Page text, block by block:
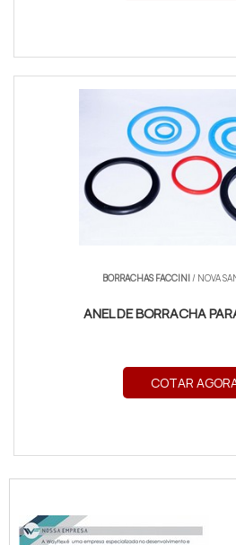
BORRACHAS FACCINI/ NOVA
ANEL DE BORRACHA
COTAR